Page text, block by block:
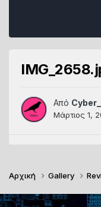
Από
Μάρτιος 1,
Αρχική Gallery